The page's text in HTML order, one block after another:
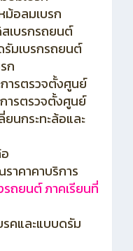
ม้อลมเบรก
เบรกรถยนต์
รัมเบรกรถยนต์
ก
ารตรวจตั้งศูนย์
ารตรวจตั้งศูนย์
นกระทะล้อและ
าคาคาบริการ
รถยนต์ ภาคเรียนที่
คและแบบดรัม